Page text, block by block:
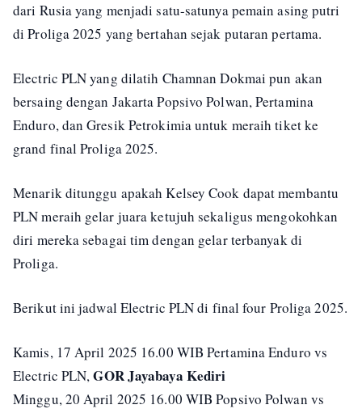
dari Rusia yang menjadi satu-satunya pemain asing putri
di Proliga 2025 yang bertahan sejak putaran pertama.
Electric PLN yang dilatih Chamnan Dokmai pun akan
bersaing dengan Jakarta Popsivo Polwan, Pertamina
Enduro, dan Gresik Petrokimia untuk meraih tiket ke
grand final Proliga 2025.
Menarik ditunggu apakah Kelsey Cook dapat membantu
PLN meraih gelar juara ketujuh sekaligus mengokohkan
diri mereka sebagai tim dengan gelar terbanyak di
Proliga.
Berikut ini jadwal Electric PLN di final four Proliga 2025.
Kamis, 17 April 2025 16.00 WIB Pertamina Enduro vs
Electric PLN,GORJayabaya Kediri
Minggu, 20 April 2025 16.00 WIB Popsivo Polwan vs